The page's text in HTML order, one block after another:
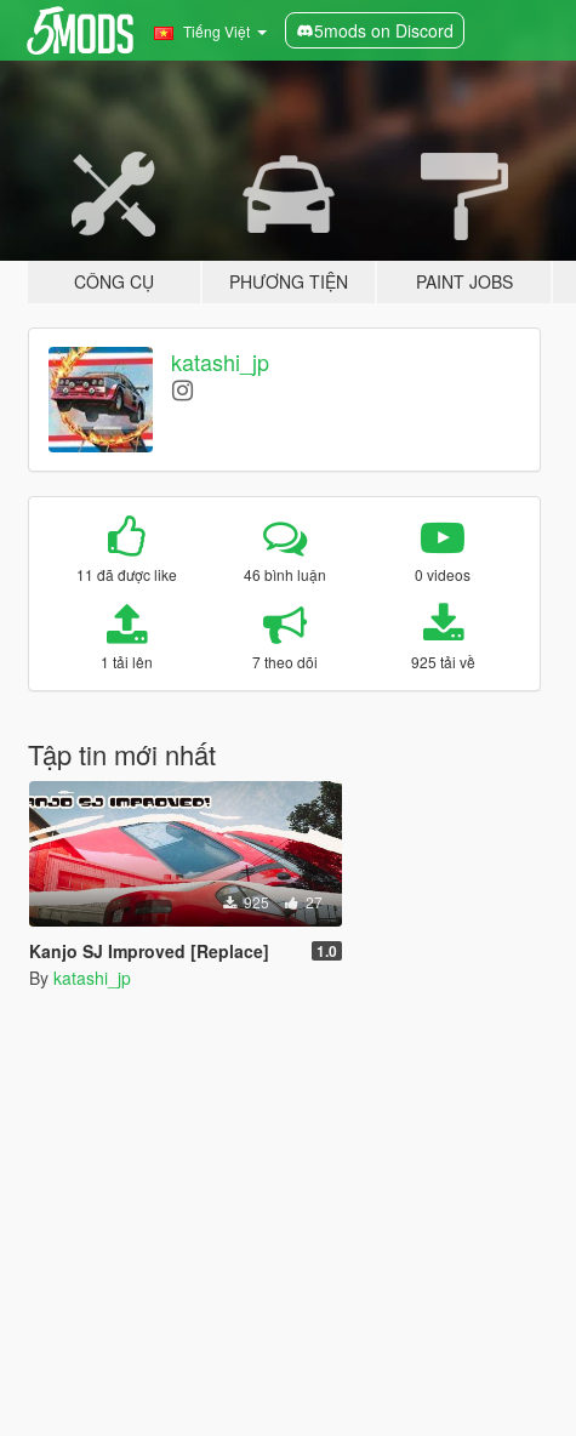
Tiếng Việt 5mods on Discord
CÔNG CỤ PHƯƠNG TIỆN PAINT JOBS
katashi_jp
11 đã được like 46 bình luận 0 videos
1 tải lên 7 theo dõi 925 tải về
Tập tin mới nhất
925 27
Kanjo SJ Improved [Replace] 1.0
By katashi_jp